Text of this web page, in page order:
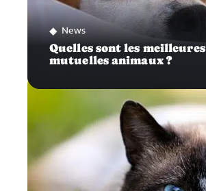
News
Quelles sont les meilleures
mutuelles animaux ?